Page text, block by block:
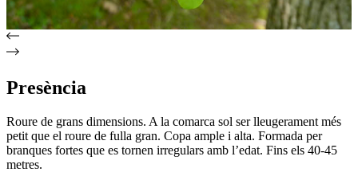
Presència
Roure de grans dimensions. A la comarca sol ser lleugerament més
petit que el roure de fulla gran. Copa ample i alta. Formada per
branques fortes que es tornen irregulars amb l’edat. Fins els 40-45
metres.